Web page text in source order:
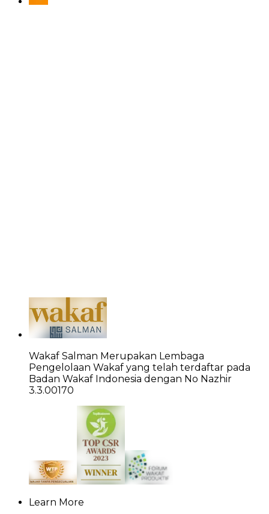
Wakaf Salman Merupakan Lembaga
Pengelolaan Wakaf yang telah terdaftar pada
Badan Wakaf Indonesia dengan No Nazhir
3.3.00170
Learn More